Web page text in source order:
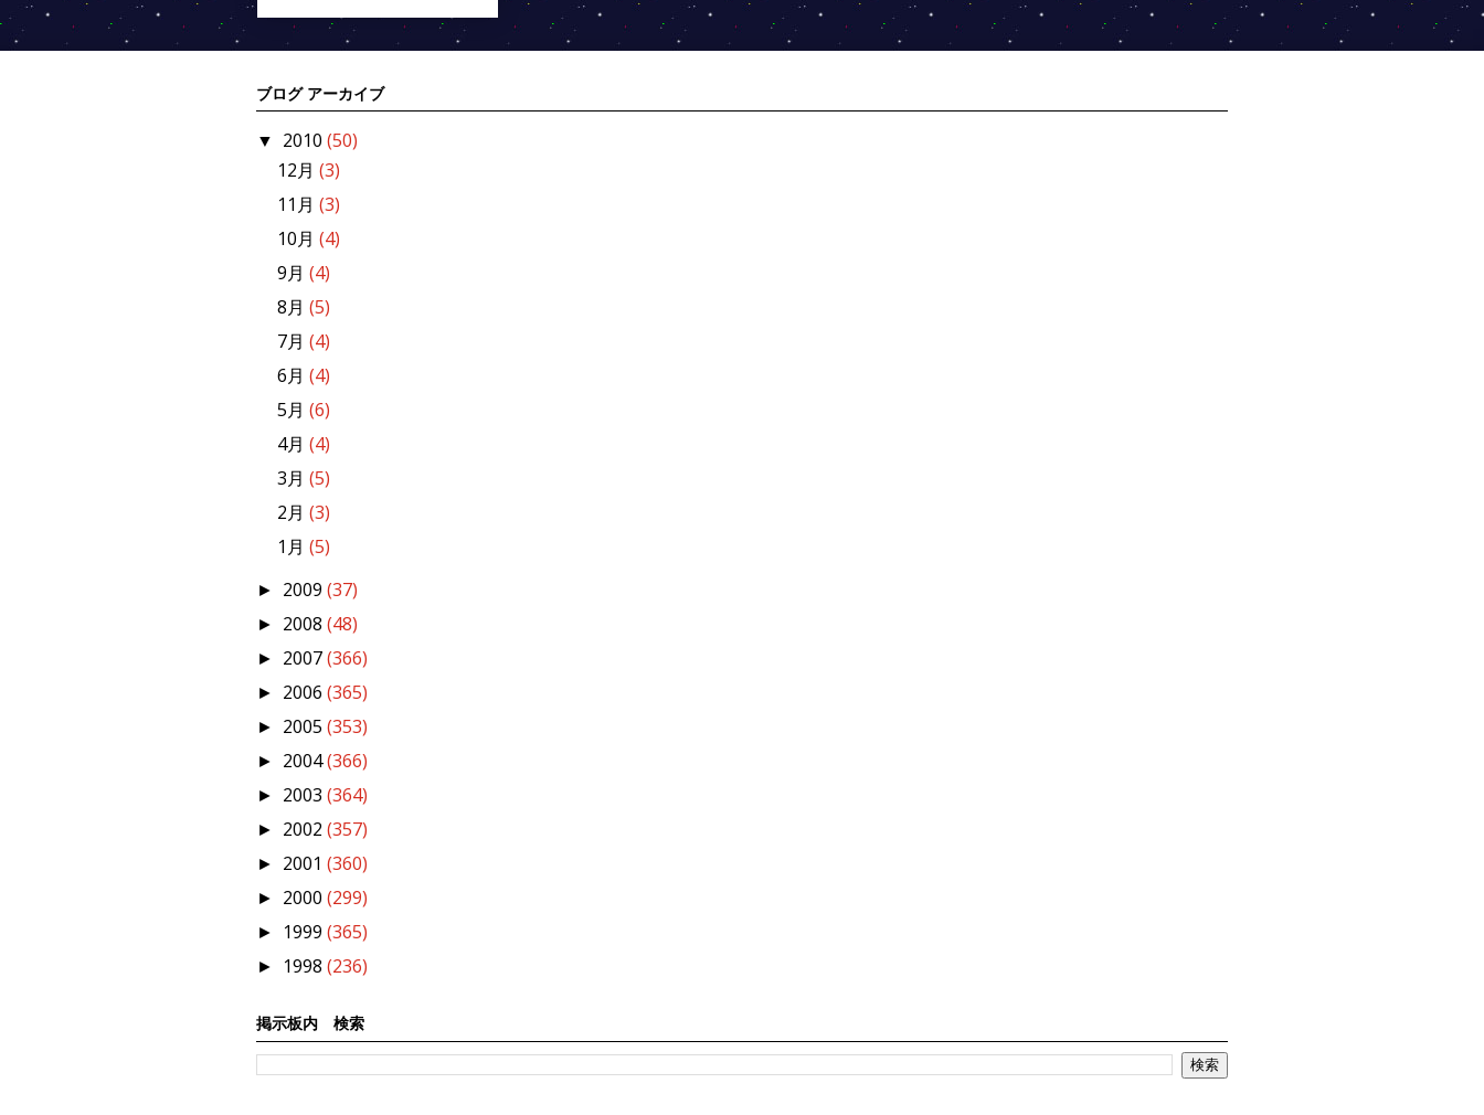
ブログ アーカイブ
▼ 2010 (50)
12月(3)
11月(3)
10月(4)
9月(4)
8月(5)
7月(4)
6月(4)
5月(6)
4月(4)
3月(5)
2月(3)
1月(5)
► 2009 (37)
► 2008 (48)
► 2007(366)
► 2006 (365)
► 2005 (353)
► 2004(366)
► 2003 (364)
► 2002 (357)
► 2001 (360)
► 2000 (299)
► 1999 (365)
► 1998 (236)
掲示板内 検索